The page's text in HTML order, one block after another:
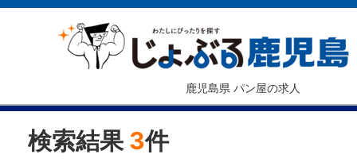
鹿児島県 パン屋の求人
検索結果 3件